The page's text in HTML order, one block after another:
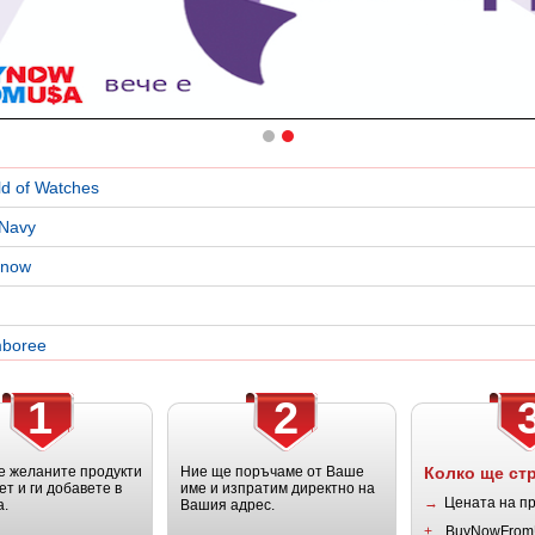
of Watches
1
желаните продукти
и ги добавете в
2
Ние ще поръчаме от Ваше
име и изпратим директно на
Вашия адрес.
Колко ще
→
Цената на
+